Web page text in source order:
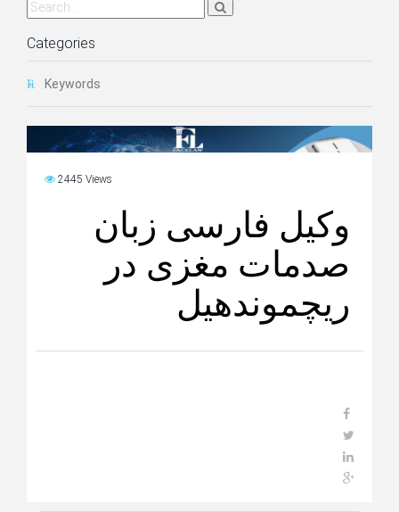
Categories
Keywords
2445 Views
وکیل فارسی زبان
صدمات مغزی در
ریچموندهیل